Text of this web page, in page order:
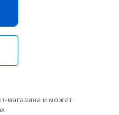
магазина и может